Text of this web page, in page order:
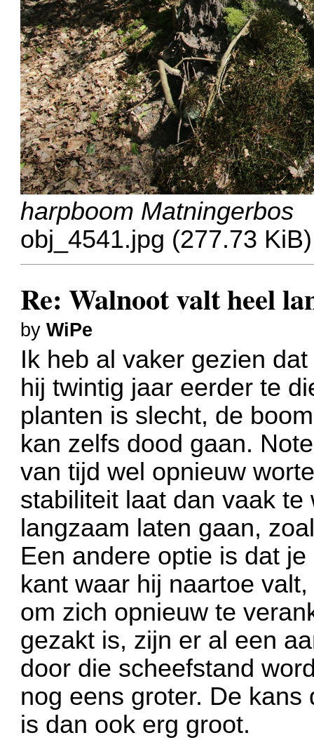
harpboom Matningerbos
obj_4541.jpg (277.73
Re: Walnoot valt heel
byWiPe
Ik heb al vaker gezien
hij twintig jaar eerder te
planten is slecht, de
kan zelfs dood gaan.
van tijd wel opnieuw
stabiliteit laat dan vaak
langzaam laten gaan,
Een andere optie is dat
kant waar hij naartoe
om zich opnieuw te
gezakt is, zijn er al een
door die scheefstand
nog eens groter. De
is dan ook erg groot.